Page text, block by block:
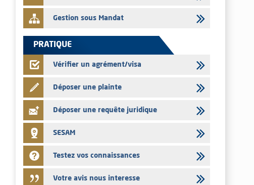
Gestion sous Mandat
PRATIQUE
Vérifier un agrément/visa
Déposer une plainte
Déposer une requête juridique
SESAM
Testez vos connaissances
Votre avis nous interesse